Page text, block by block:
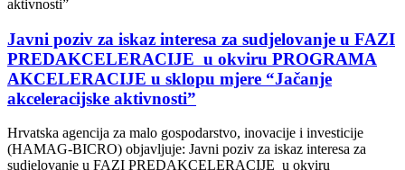
Javni poziv za iskaz interesa za sudjelovanje u FAZI
PREDAKCELERACIJE u okviru PROGRAMA
AKCELERACIJE u sklopu mjere “Jačanje
akceleracijske aktivnosti”
Hrvatska agencija za malo gospodarstvo, inovacije i investicije
(HAMAG-BICRO) objavljuje: Javni poziv za iskaz interesa za
sudjelovanje u FAZI PREDAKCELERACIJE u okviru